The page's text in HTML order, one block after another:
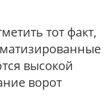
тот факт,
высокой
ворот